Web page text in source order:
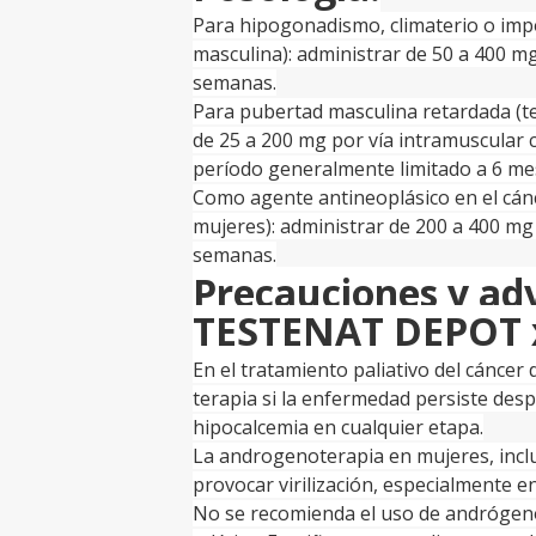
Para hipogonadismo, climaterio o
masculina): administrar de 50 a 400
semanas.
Para pubertad masculina retardada
de 25 a 200 mg por vía intramuscular
período generalmente limitado a 6
Como agente antineoplásico en el
mujeres): administrar de 200 a 400
semanas.
Precauciones y
TESTENAT
En el tratamiento paliativo del cáncer
terapia si la enfermedad persiste
hipocalcemia en cualquier etapa.
La androgenoterapia en mujeres,
provocar virilización, especialmente
No se recomienda el uso de